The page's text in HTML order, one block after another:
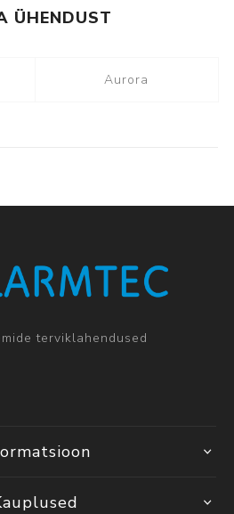
ÜHENDUST
Aurora
terviklahendused